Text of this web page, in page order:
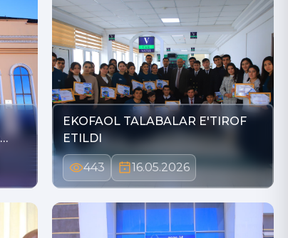
EKOFAOL TALABALAR E'TIROF
ETILDI
443 16.05.2026